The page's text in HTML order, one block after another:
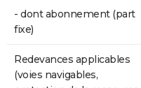
- dont abonnement (part
fixe)
Redevances applicables
(voies navigables,